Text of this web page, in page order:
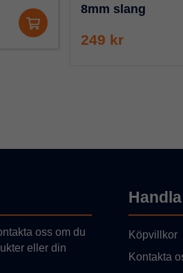
8mm slang
249 kr
oss om du
eller din
Handla
Köpvillkor
Kontakta